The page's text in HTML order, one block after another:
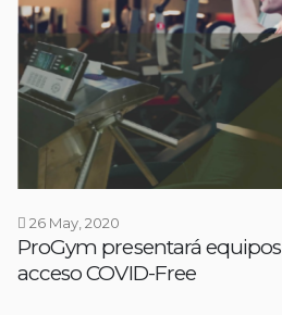
26 May, 2020
ProGym presentará
acceso COVID-Free